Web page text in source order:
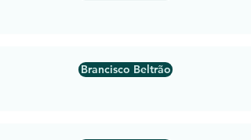
Brancisco Beltrão